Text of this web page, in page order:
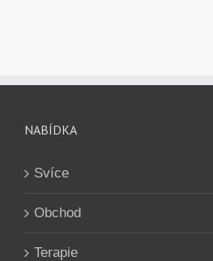
NABÍDKA
Svíce
Obchod
Terapie